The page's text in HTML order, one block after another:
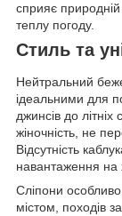
сприяє природній
теплу погоду.
Стиль та
Нейтральний
ідеальними для
джинсів до
жіночність, не
Відсутність
навантаження на
Сліпони
містом, походів